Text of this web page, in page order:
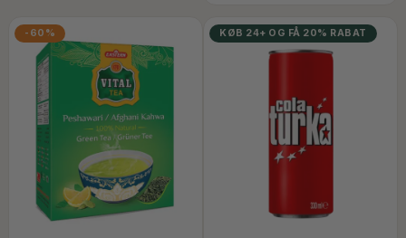
-60% KØB 24+ OG FÅ 20% RABAT